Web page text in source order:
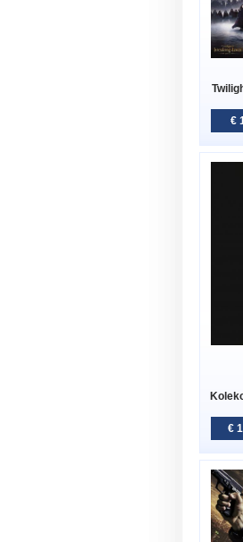
€
€